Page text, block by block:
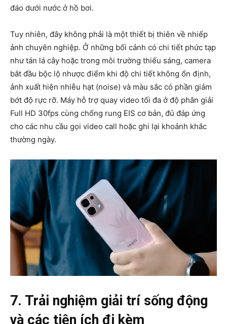
đáo dưới nước ở hồ bơi.
Tuy nhiên, đây không phải là một thiết bị thiên về nhiếp
ảnh chuyên nghiệp. Ở những bối cảnh có chi tiết phức tạp
như tán lá cây hoặc trong môi trường thiếu sáng, camera
bắt đầu bộc lộ nhược điểm khi độ chi tiết không ổn định,
ảnh xuất hiện nhiễu hạt (noise) và màu sắc có phần giảm
bớt độ rực rỡ. Máy hỗ trợ quay video tối đa ở độ phân giải
Full HD 30fps cùng chống rung EIS cơ bản, đủ đáp ứng
cho các nhu cầu gọi video call hoặc ghi lại khoảnh khắc
thường ngày.
7. Trải nghiệm giải trí sống động
và các tiện ích đi kèm